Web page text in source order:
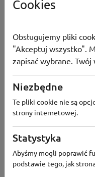
Cookies
Obsługujemy pliki
"Akceptuj wszystko".
zapisać wybrane.
Niezbędne
Te pliki cookie nie są
strony internetowej.
Statystyka
Abyśmy mogli poprawić
podstawie tego, jak